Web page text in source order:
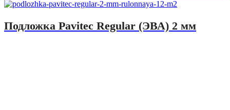
Подложка Pavitec Regular (ЭВА) 2 мм